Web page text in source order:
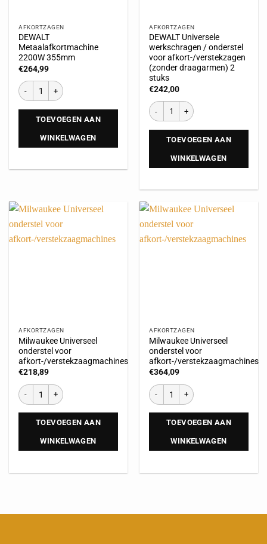
AFKORTZAGEN
DEWALT
Metaalafkortmachine
2200W 355mm
€264,99
TOEVOEGEN AAN
WINKELWAGEN
AFKORTZAGEN
DEWALT Universele
werkschragen / onderstel
voor afkort-/verstekzagen
(zonder draagarmen) 2
stuks
€242,00
TOEVOEGEN AAN
WINKELWAGEN
AFKORTZAGEN
Milwaukee Universeel
onderstel voor
afkort-/verstekzaagmachines
€218,89
TOEVOEGEN AAN
WINKELWAGEN
AFKORTZAGEN
Milwaukee Universeel
onderstel voor
afkort-/verstekzaagmachines
€364,09
TOEVOEGEN AAN
WINKELWAGEN